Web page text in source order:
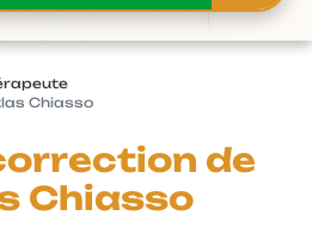
Chiasso
de
Chiasso